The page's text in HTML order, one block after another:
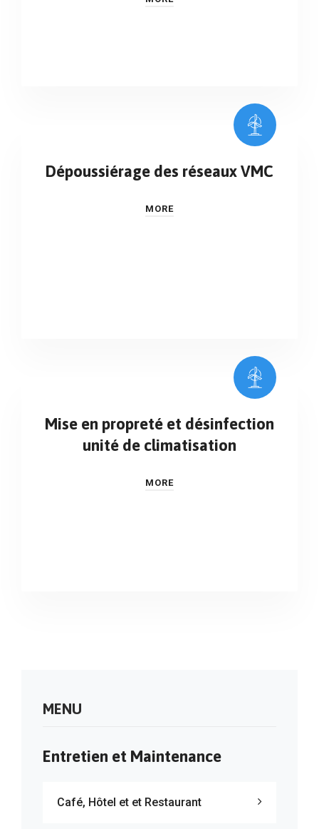
Dépoussiérage des réseaux VMC
MORE
Mise en propreté et désinfection
unité de climatisation
MORE
MENU
Entretien et Maintenance
Café, Hôtel et et Restaurant